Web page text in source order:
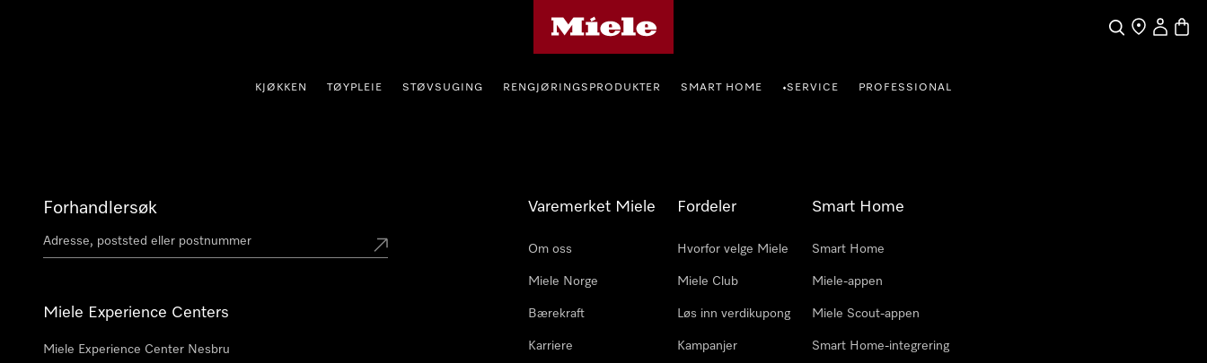
Søk
Finn enMin Konto
KJØKKEN TØYPLEIE STØVSUGING RENGJØRINGSPRODUKTER SMART HOME •SERVICE PROFESSIONAL
Forhandlersøk
Miele Experience Centers
Miele Experience Center Nesbru
Varemerket Miele
Om oss
Miele Norge
Bærekraft
Karriere
Fordeler
Hvorfor velge Miele
Miele Club
Løs inn verdikupong
Kampanjer
Smart Home
Smart Home
Miele-appen
Miele Scout-appen
Smart Home-integrering